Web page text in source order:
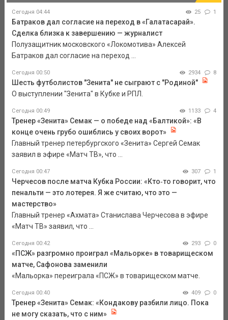
Сегодня 04:44 25 1
Батраков дал согласие на переход в «Галатасарай».
Сделка близка к завершению — журналист
Полузащитник московского «Локомотива» Алексей
Батраков дал согласие на переход ...
Сегодня 00:50 2934 8
Шесть футболистов "Зенита" не сыграют с "Родиной"
О выступлении "Зенита" в Кубке и РПЛ.
Сегодня 00:49 1133 4
Тренер «Зенита» Семак — о победе над «Балтикой»: «В
конце очень грубо ошиблись у своих ворот»
Главный тренер петербургского «Зенита» Сергей Семак
заявил в эфире «Матч ТВ», что ...
Сегодня 00:47 307 1
Черчесов после матча Кубка России: «Кто‑то говорит, что
пенальти — это лотерея. Я же считаю, что это —
мастерство»
Главный тренер «Ахмата» Станислава Черчесова в эфире
«Матч ТВ» заявил, что ...
Сегодня 00:42 293 0
«ПСЖ» разгромно проиграл «Мальорке» в товарищеском
матче, Сафонова заменили
«Мальорка» переиграла «ПСЖ» в товарищеском матче.
Сегодня 00:40 409 0
Тренер «Зенита» Семак: «Кондакову разбили лицо. Пока
не могу сказать, что с ним»